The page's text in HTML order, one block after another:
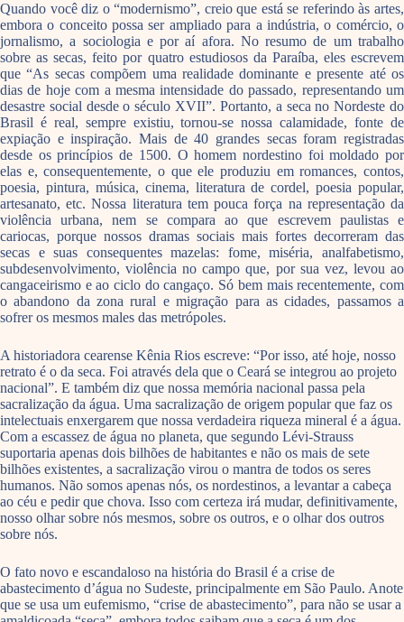
Quando você diz o “modernismo”, creio que está se referindo às artes,
embora o conceito possa ser ampliado para a indústria, o comércio, o
jornalismo, a sociologia e por aí afora. No resumo de um trabalho
sobre as secas, feito por quatro estudiosos da Paraíba, eles escrevem
que “As secas compõem uma realidade dominante e presente até os
dias de hoje com a mesma intensidade do passado, representando um
desastre social desde o século XVII”. Portanto, a seca no Nordeste do
Brasil é real, sempre existiu, tornou-se nossa calamidade, fonte de
expiação e inspiração. Mais de 40 grandes secas foram registradas
desde os princípios de 1500. O homem nordestino foi moldado por
elas e, consequentemente, o que ele produziu em romances, contos,
poesia, pintura, música, cinema, literatura de cordel, poesia popular,
artesanato, etc. Nossa literatura tem pouca força na representação da
violência urbana, nem se compara ao que escrevem paulistas e
cariocas, porque nossos dramas sociais mais fortes decorreram das
secas e suas consequentes mazelas: fome, miséria, analfabetismo,
subdesenvolvimento, violência no campo que, por sua vez, levou ao
cangaceirismo e ao ciclo do cangaço. Só bem mais recentemente, com
o abandono da zona rural e migração para as cidades, passamos a
sofrer os mesmos males das metrópoles.
A historiadora cearense Kênia Rios escreve: “Por isso, até hoje, nosso
retrato é o da seca. Foi através dela que o Ceará se integrou ao projeto
nacional”. E também diz que nossa memória nacional passa pela
sacralização da água. Uma sacralização de origem popular que faz os
intelectuais enxergarem que nossa verdadeira riqueza mineral é a água.
Com a escassez de água no planeta, que segundo Lévi-Strauss
suportaria apenas dois bilhões de habitantes e não os mais de sete
bilhões existentes, a sacralização virou o mantra de todos os seres
humanos. Não somos apenas nós, os nordestinos, a levantar a cabeça
ao céu e pedir que chova. Isso com certeza irá mudar, definitivamente,
nosso olhar sobre nós mesmos, sobre os outros, e o olhar dos outros
sobre nós.
O fato novo e escandaloso na história do Brasil é a crise de
abastecimento d’água no Sudeste, principalmente em São Paulo. Anote
que se usa um eufemismo, “crise de abastecimento”, para não se usar a